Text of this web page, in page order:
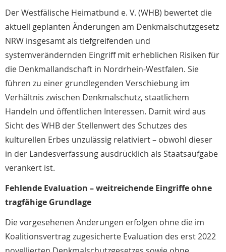
Der Westfälische Heimatbund e. V. (WHB) bewertet die
aktuell geplanten Änderungen am Denkmalschutzgesetz
NRW insgesamt als tiefgreifenden und
systemverändernden Eingriff mit erheblichen Risiken für
die Denkmallandschaft in Nordrhein-Westfalen. Sie
führen zu einer grundlegenden Verschiebung im
Verhältnis zwischen Denkmalschutz, staatlichem
Handeln und öffentlichen Interessen. Damit wird aus
Sicht des WHB der Stellenwert des Schutzes des
kulturellen Erbes unzulässig relativiert – obwohl dieser
in der Landesverfassung ausdrücklich als Staatsaufgabe
verankert ist.
Fehlende Evaluation – weitreichende Eingriffe ohne
tragfähige Grundlage
Die vorgesehenen Änderungen erfolgen ohne die im
Koalitionsvertrag zugesicherte Evaluation des erst 2022